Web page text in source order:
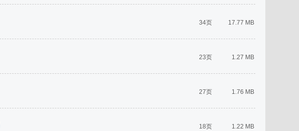
17.77 MB
34页
1.27 MB
23页
1.76 MB
27页
1.22 MB
18页